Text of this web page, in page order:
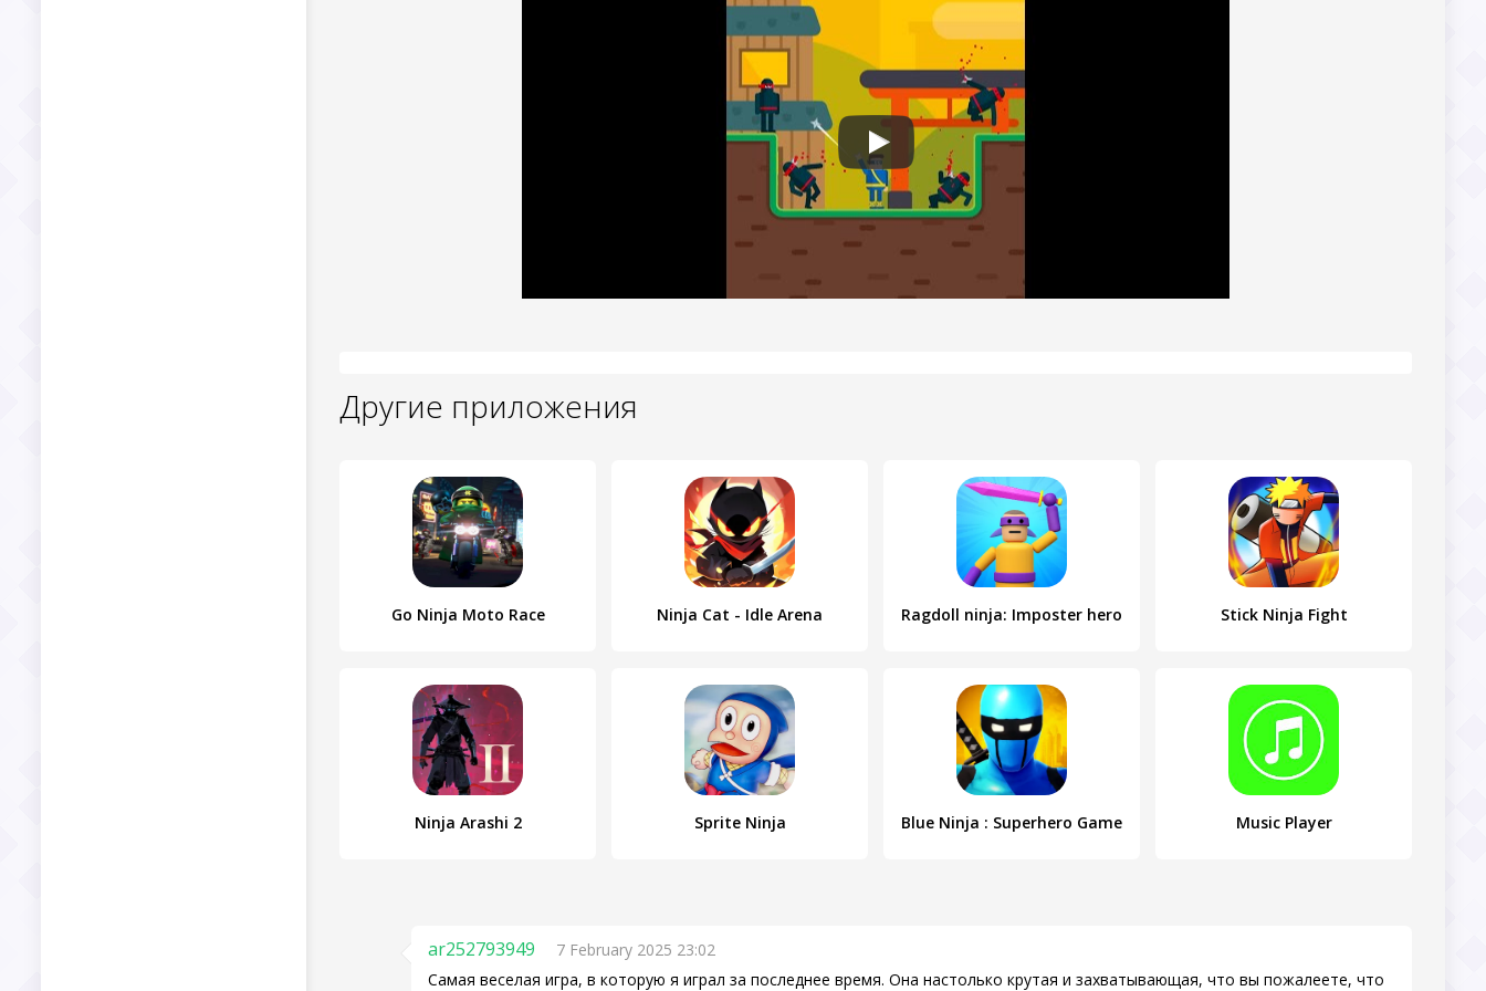
Другие приложения
Go Ninja Moto Race Ninja Cat - Idle Arena Ragdoll ninja: Imposter hero Stick Ninja Fight
Ninja Arashi 2 Sprite Ninja Blue Ninja : Superhero Game Music Player
ar252793949
7 February 2025 23:02
Самая веселая игра, в которую я играл за последнее время. Она настолько крутая и захватывающая, что вы пожалеете, что